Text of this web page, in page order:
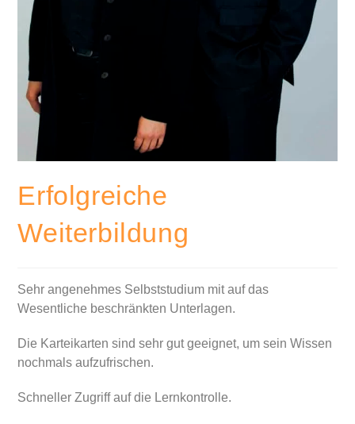
Erfolgreiche
Weiterbildung
Sehr angenehmes Selbststudium mit auf das
Wesentliche beschränkten Unterlagen.
Die Karteikarten sind sehr gut geeignet, um sein Wissen
nochmals aufzufrischen.
Schneller Zugriff auf die Lernkontrolle.